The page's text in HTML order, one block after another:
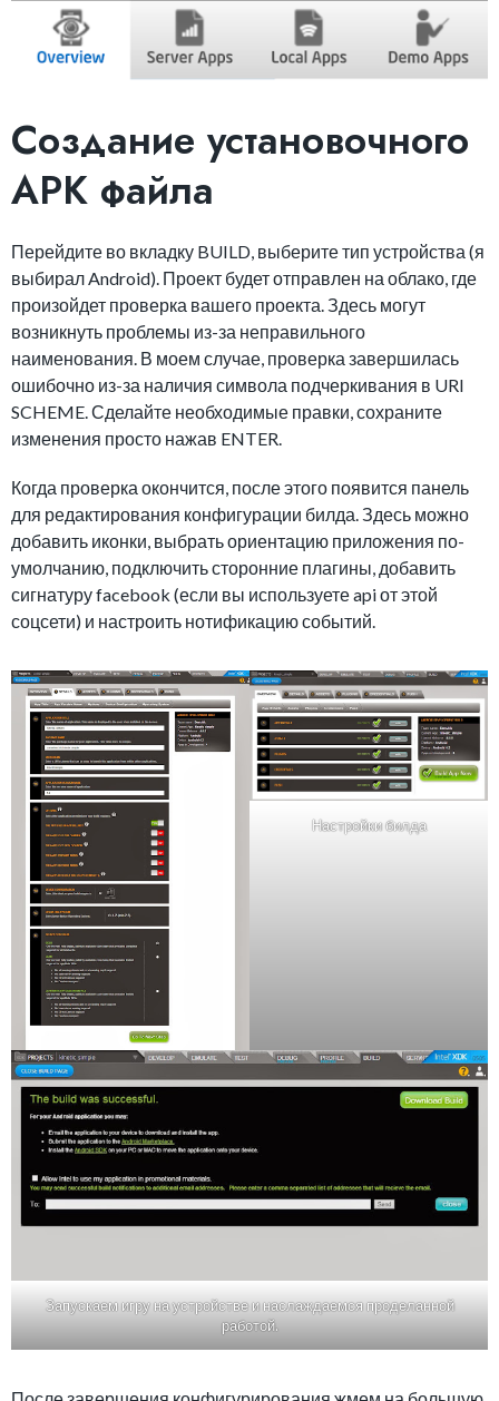
Создание установочного
APK файла
Перейдите во вкладку BUILD, выберите тип устройства (я
выбирал Android). Проект будет отправлен на облако, где
произойдет проверка вашего проекта. Здесь могут
возникнуть проблемы из-за неправильного
наименования. В моем случае, проверка завершилась
ошибочно из-за наличия символа подчеркивания в URI
SCHEME. Сделайте необходимые правки, сохраните
изменения просто нажав ENTER.
Когда проверка окончится, после этого появится панель
для редактирования конфигурации билда. Здесь можно
добавить иконки, выбрать ориентацию приложения по-
умолчанию, подключить сторонние плагины, добавить
сигнатуру facebook (если вы используете api от этой
соцсети) и настроить нотификацию событий.
Настройки билда
Запускаем игру на устройстве и наслаждаемся проделанной
работой.